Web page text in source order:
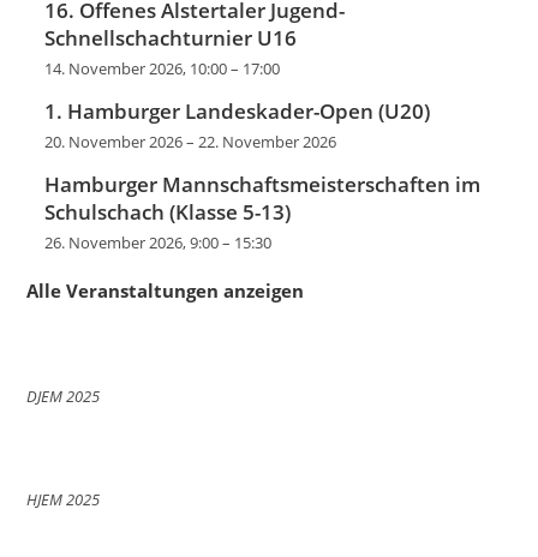
16. Offenes Alstertaler Jugend-
Schnellschachturnier U16
14. November 2026, 10:00– 17:00
1. Hamburger Landeskader-Open (U20)
20. November 2026–22. November 2026
Hamburger Mannschaftsmeisterschaften im
Schulschach (Klasse 5-13)
26. November 2026, 9:00– 15:30
Alle Veranstaltungen anzeigen
DJEM 2025
HJEM 2025